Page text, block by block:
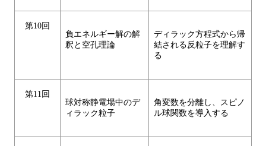
第10回
負エネルギー解の解
釈と空孔理論
ディラック方程式から帰
結される反粒子を理解す
る
第11回
球対称静電場中のデ
ィラック粒子
角変数を分離し、スピノ
ル球関数を導入する